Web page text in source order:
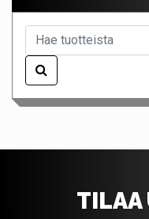
TILAA